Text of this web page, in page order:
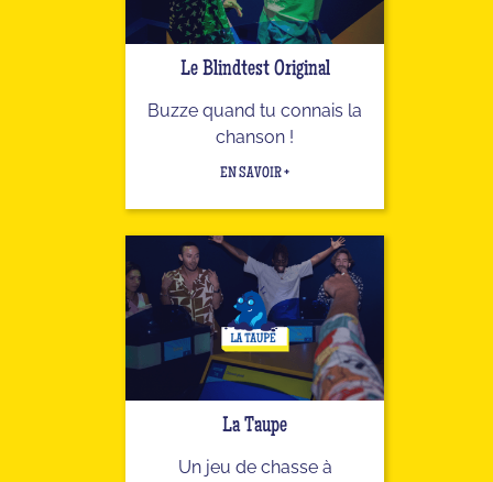
Le Blindtest Original
Buzze quand tu connais la
chanson !
EN SAVOIR +
La Taupe
Un jeu de chasse à